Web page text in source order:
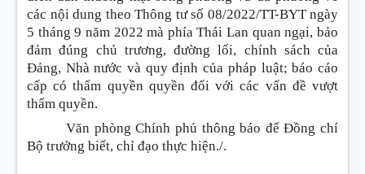
các nội dung theo Thông tư số 08/2022/TT-BYT ngày
5 tháng 9 năm 2022 mà phía Thái Lan quan ngại, bảo
đảm đúng chủ trương, đường lối, chính sách của
Đảng, Nhà nước và quy định của pháp luật; báo cáo
cấp có thẩm quyền quyền đối với các vấn đề vượt
thẩm quyền.
Văn phòng Chính phủ thông báo để Đồng chí
Bộ trưởng biết, chỉ đạo thực hiện./.